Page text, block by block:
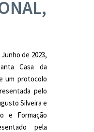
de 2023,
Casa da
um protocolo
pelo
Silveira e
e Formação
pela